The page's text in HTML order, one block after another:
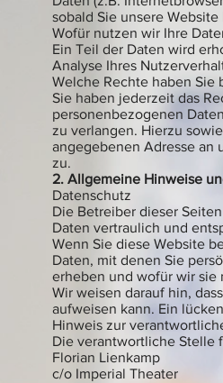
sobald Sie unsere Website
Wofür nutzen wir Ihre
Ein Teil der Daten wird
Analyse Ihres
Welche Rechte haben Sie
Sie haben jederzeit das
personenbezogenen
zu verlangen. Hierzu
angegebenen Adresse an
zu.
2. Allgemeine Hinweise
Datenschutz
Die Betreiber dieser
Daten vertraulich und
Wenn Sie diese Website
Daten, mit denen Sie
erheben und wofür wir sie
Wir weisen darauf hin,
aufweisen kann. Ein
Hinweis zur
Die verantwortliche Stelle
Florian Lienkamp
c/o Imperial Theater